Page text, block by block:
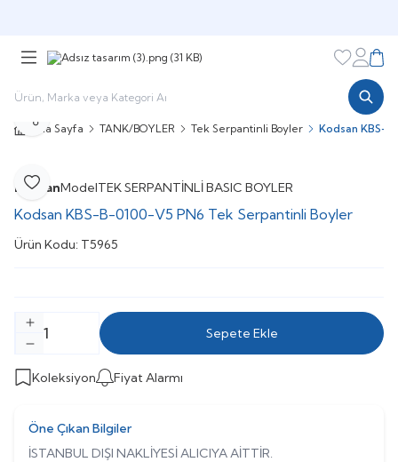
Favorilerim
Ana Sayfa TANK/BOYLER Tek Serpantinli Boyler Kodsan KBS-
Favoriye Ekle
Paylaş
KodsanModelTEK SERPANTİNLİ BASIC BOYLER
Kodsan KBS-B-0100-V5 PN6 Tek Serpantinli Boyler
Ürün Kodu: T5965
Sepete Ekle
Koleksiyon Fiyat Alarmı
Öne Çıkan Bilgiler
İSTANBUL DIŞI NAKLİYESİ ALICIYA AİTTİR.